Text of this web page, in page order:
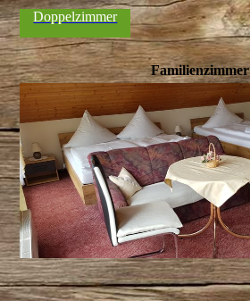
Doppelzimmer
Familienzimmer